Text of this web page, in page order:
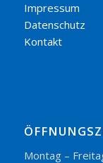
Impressum
Datenschutz
Kontakt
Montag –